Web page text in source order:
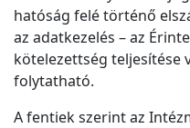
hatóság felé történő
az adatkezelés – az
kötelezettség teljesítése
folytatható.
A fentiek szerint az